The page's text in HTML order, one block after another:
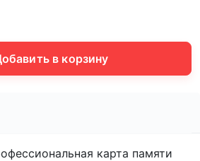
в корзину
карта памяти